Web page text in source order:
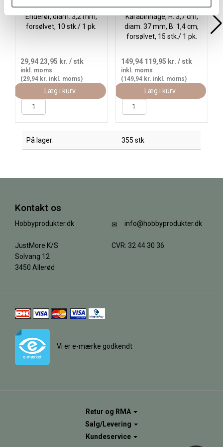
Enderør, diam. 3,2 mm,
forsølvet, 10 stk./ 1 pk.
29,94 23,95 kr. / stk
inkl. moms
(29,94 kr. inkl. moms)
Læg i kurv
Karabinhage, H: 3,7 cm,
diam. 37 mm, B: 1,4 cm,
forsølvet, 15 stk./ 1 pk.
149,94 119,95 kr. / stk
inkl. moms
(149,94 kr. inkl. moms)
Læg i kurv
På lager: 355 stk
Kontakt os
Hobbyprodukter.dk
JustMore K/S
Solvang 12
3450 Allerød
info@hobbyprodukter.dk
CVR: 32 44 30 36
Vi er e-mærke godkendt
Retur og RMA
Salg/Levering
Kundeservice